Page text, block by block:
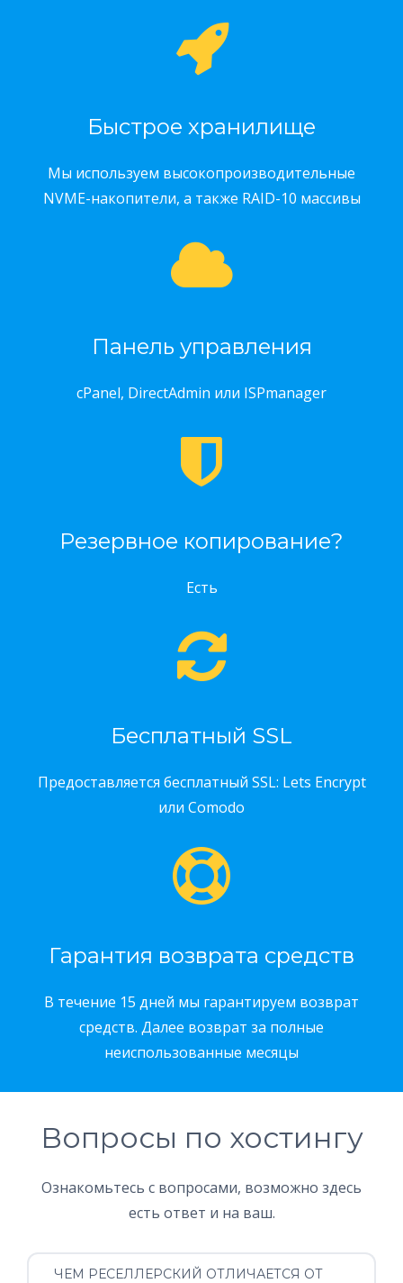
Быстрое хранилище
Мы используем высокопроизводительные
NVME-накопители, а также RAID-10 массивы
Панель управления
cPanel, DirectAdmin или ISPmanager
Резервное копирование?
Есть
Бесплатный SSL
Предоставляется бесплатный SSL: Lets Encrypt
или Comodo
Гарантия возврата средств
В течение 15 дней мы гарантируем возврат
средств. Далее возврат за полные
неиспользованные месяцы
Вопросы по хостингу
Ознакомьтесь с вопросами, возможно здесь
есть ответ и на ваш.
ЧЕМ РЕСЕЛЛЕРСКИЙ ОТЛИЧАЕТСЯ ОТ